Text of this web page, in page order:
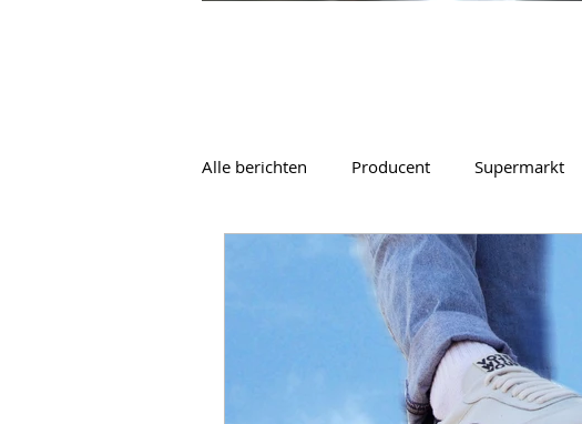
Alle berichten Producent Supermarkt